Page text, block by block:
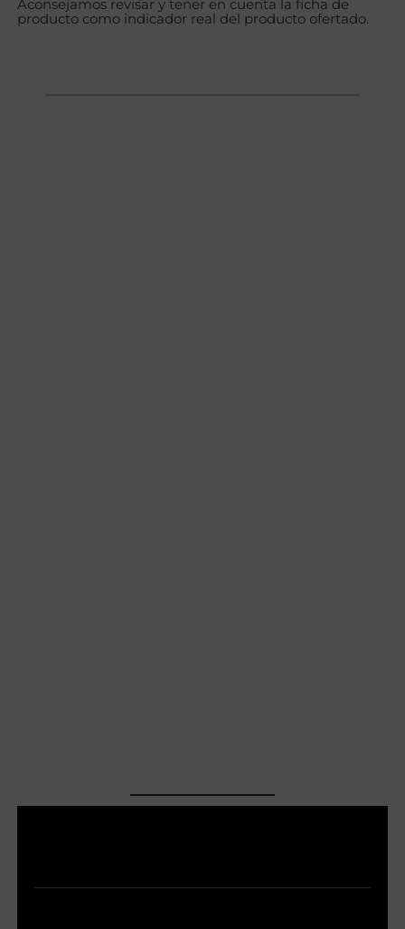
Aconsejamos revisar y tener en cuenta la ficha de
producto como indicador real del producto ofertado.